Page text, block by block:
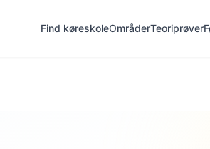
Find køreskoleOmråderTeoriprøver